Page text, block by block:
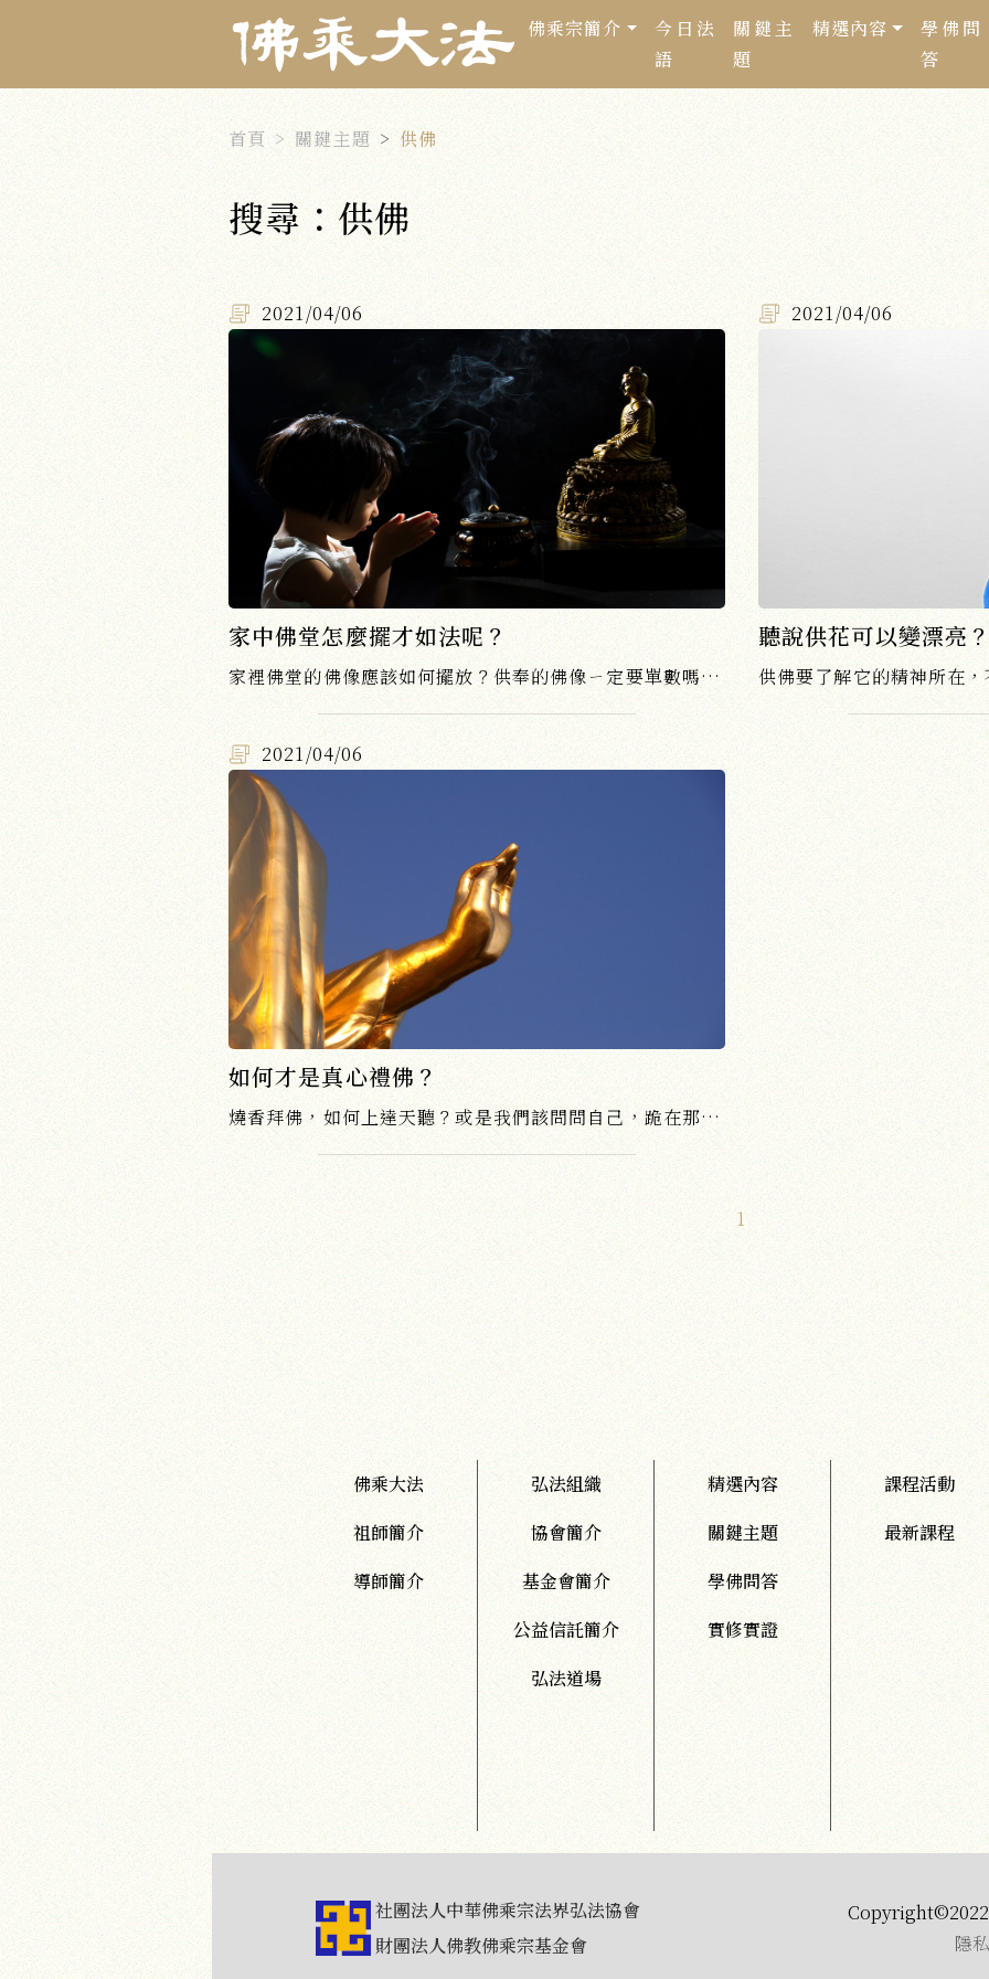
佛乘宗簡介
今日法
語
關鍵主
題
精選內容
學佛問
答
首頁 關鍵主題 供佛
搜尋：供佛
2021/04/06
家中佛堂怎麼擺才如法呢？
家裡佛堂的佛像應該如何擺放？供奉的佛像ㄧ定要單數嗎？迷信或正信，關於在家供佛最實用的解惑與釋疑。
2021/04/06
聽說供花可以變漂亮
2021/04/06
如何才是真心禮佛？
燒香拜佛，如何上達天聽？或是我們該問問自己，跪在那邊禮佛、拜佛時，自己的心，到底擺正確了嗎？為求一己在世間的平安、健康、財富之外，「禮佛」的目的與精神，到底是什麼？
1
佛乘大法
祖師簡介
導師簡介
弘法組織
協會簡介
基金會簡介
公益信託簡介
弘法道場
精選內容
關鍵主題
學佛問答
實修實證
課程活動
最新課程
社團法人中華佛乘宗法界弘法協會
財團法人佛教佛乘宗基金會
隱